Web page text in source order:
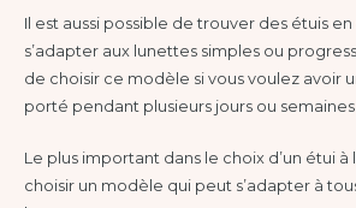
Il est aussi possible de trouver des étuis
s’adapter aux lunettes simples ou
de choisir ce modèle si vous voulez avoir
porté pendant plusieurs jours ou
Le plus important dans le choix d’un étui à
choisir un modèle qui peut s’adapter à